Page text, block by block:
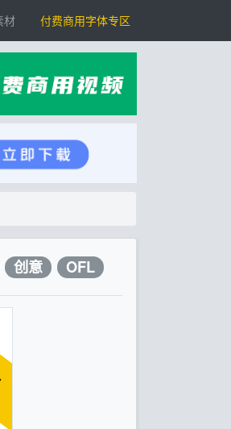
材 付费商用字体专区
创意 OFL